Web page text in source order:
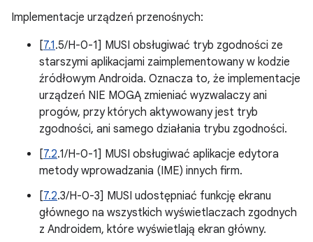
Implementacje urządzeń przenośnych:
[7.1.5/H-0-1] MUSI obsługiwać tryb zgodności ze
starszymi aplikacjami zaimplementowany w kodzie
źródłowym Androida. Oznacza to, że implementacje
urządzeń NIE MOGĄ zmieniać wyzwalaczy ani
progów, przy których aktywowany jest tryb
zgodności, ani samego działania trybu zgodności.
[7.2.1/H-0-1] MUSI obsługiwać aplikacje edytora
metody wprowadzania (IME) innych firm.
[7.2.3/H-0-3] MUSI udostępniać funkcję ekranu
głównego na wszystkich wyświetlaczach zgodnych
z Androidem, które wyświetlają ekran główny.